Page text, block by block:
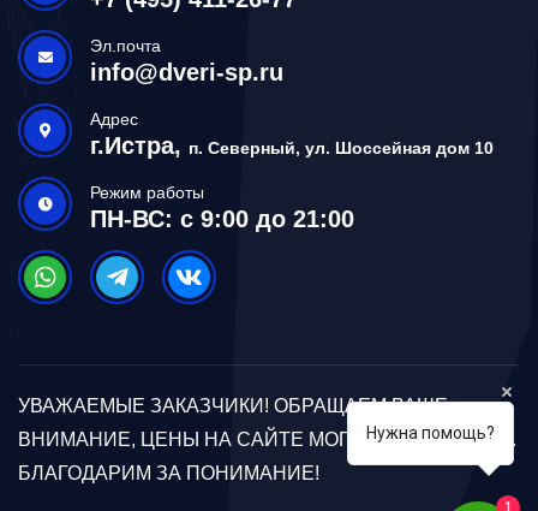
Эл.почта
info@dveri-sp.ru
Адрес
г.Истра, п. Северный, ул. Шоссейная дом 10
Режим работы
ПН-ВС: с 9:00 до 21:00
УВАЖАЕМЫЕ ЗАКАЗЧИКИ! ОБРАЩАЕМ ВАШЕ
ВНИМАНИЕ, ЦЕНЫ НА САЙТЕ МОГУТ ОТЛИЧАТЬСЯ.
БЛАГОДАРИМ ЗА ПОНИМАНИЕ!
Нужна помощь?
1